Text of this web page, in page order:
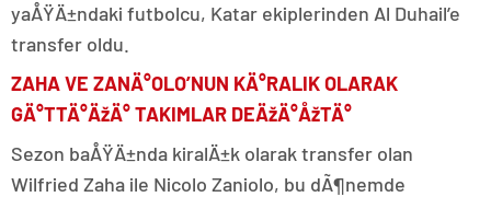
yaÅŸÄ±ndaki futbolcu, Katar ekiplerinden Al Duhail’e
transfer oldu.
ZAHA VE ZANÄ°OLO’NUN KÄ°RALIK OLARAK
GÄ°TTÄ°ÄžÄ° TAKIMLAR DEÄžÄ°ÅžTÄ°
Sezon baÅŸÄ±nda kiralÄ±k olarak transfer olan
Wilfried Zaha ile Nicolo Zaniolo, bu dÃ¶nemde